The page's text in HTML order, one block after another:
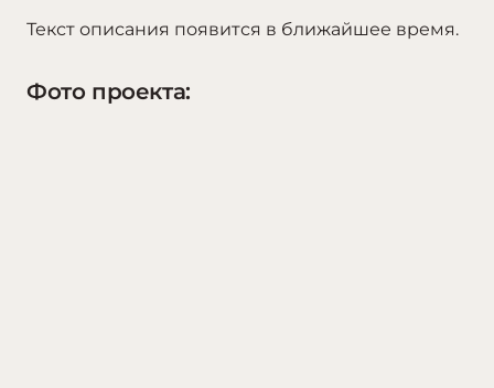
Текст описания появится в ближайшее время.
Фото проекта: